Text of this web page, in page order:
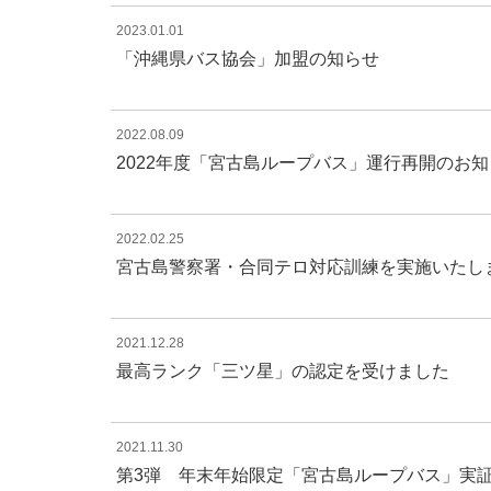
2023.01.01
「沖縄県バス協会」加盟の知らせ
2022.08.09
2022年度「宮古島ループバス」運行再開のお
2022.02.25
宮古島警察署・合同テロ対応訓練を実施いたし
2021.12.28
最高ランク「三ツ星」の認定を受けました
2021.11.30
第3弾 年末年始限定「宮古島ループバス」実